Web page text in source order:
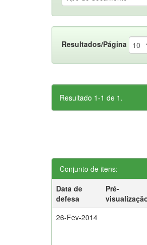
Resultados/Página
Resultado 1-1 de 1.
Conjunto de itens:
Data de
defesa
Pré-
26-Fev-2014